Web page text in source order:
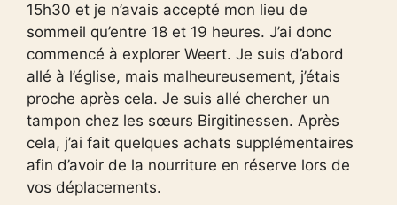
15h30 et je n’avais accepté mon lieu de
sommeil qu’entre 18 et 19 heures. J’ai donc
commencé à explorer Weert. Je suis d’abord
allé à l’église, mais malheureusement, j’étais
proche après cela. Je suis allé chercher un
tampon chez les sœurs Birgitinessen. Après
cela, j’ai fait quelques achats supplémentaires
afin d’avoir de la nourriture en réserve lors de
vos déplacements.